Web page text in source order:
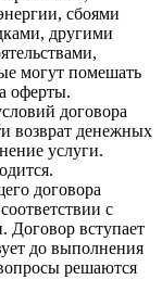
сбоями
другими
могут помешать
оферты.
договора
возврат денежных
услуги.
договора
с
Договор вступает
до выполнения
решаются